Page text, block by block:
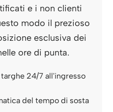
e i non clienti
modo il prezioso
esclusiva dei
ore di punta.
24/7 all'ingresso
del tempo di sosta